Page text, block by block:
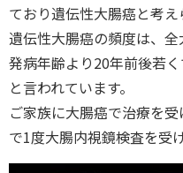
ており遺伝性大腸癌と考え
遺伝性大腸癌の頻度は、
発病年齢より20年前後若
と言われています。
ご家族に大腸癌で治療を
で1度大腸内視鏡検査を受